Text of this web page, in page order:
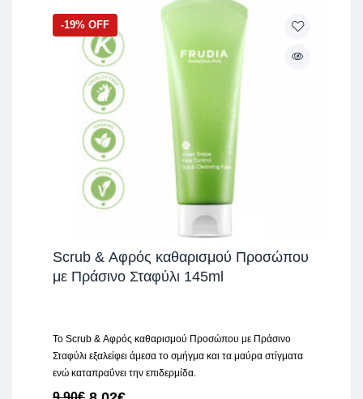
-19% OFF
Scrub & Αφρός καθαρισμού Προσώπου
με Πράσινο Σταφύλι 145ml
Το Scrub & Αφρός καθαρισμού Προσώπου με Πράσινο
Σταφύλι εξαλείφει άμεσα το σμήγμα και τα μαύρα στίγματα
ενώ καταπραΰνει την επιδερμίδα.